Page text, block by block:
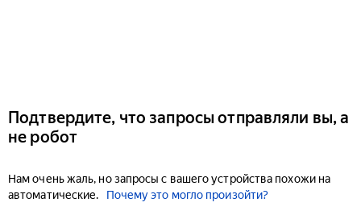
Подтвердите, что запросы отправляли вы, а
не робот
Нам очень жаль, но запросы с вашего устройства похожи на
автоматические.
Почему это могло произойти?